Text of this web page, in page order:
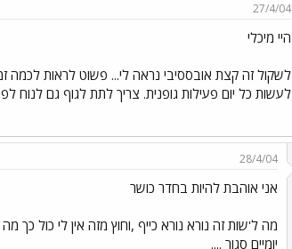
27/4/04
היי מיכלי
לשקול זה קצת אובססיבי נראה לי... פשוט לראות לכמה
לעשות כל יום פעילות גופנית. צריך לתת לגוף גם לנוח
28/4/04
אני אוהבת להיות בחדר כושר
מה ל'שות זה נורא נורא כייף ,וחוץ מזה אין לי כול
יומיים סגור ....